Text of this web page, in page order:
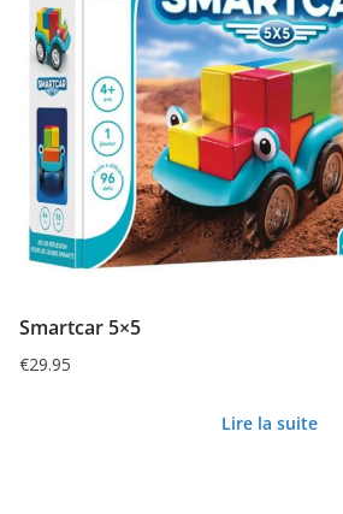
Smartcar 5×5
€29.95
Lire la suite